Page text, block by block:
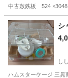
中古敷鉄板 524
福岡 糟屋郡
シ
し
ハムスターケージ 三晃